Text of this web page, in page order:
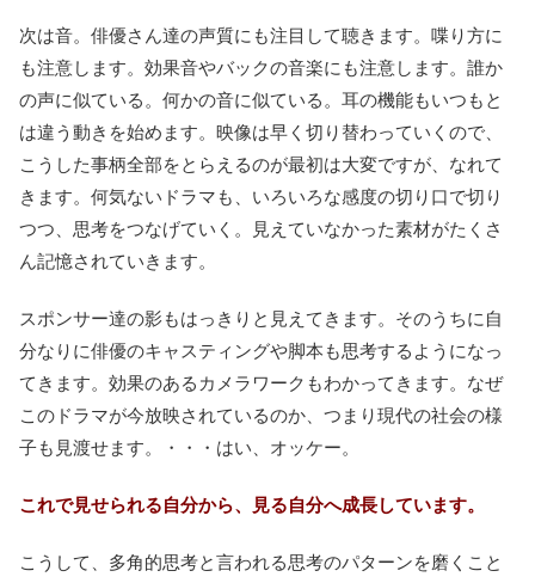
次は音。俳優さん達の声質にも注目して聴きます。喋り方に
も注意します。効果音やバックの音楽にも注意します。誰か
の声に似ている。何かの音に似ている。耳の機能もいつもと
は違う動きを始めます。映像は早く切り替わっていくので、
こうした事柄全部をとらえるのが最初は大変ですが、なれて
きます。何気ないドラマも、いろいろな感度の切り口で切り
つつ、思考をつなげていく。見えていなかった素材がたくさ
ん記憶されていきます。
スポンサー達の影もはっきりと見えてきます。そのうちに自
分なりに俳優のキャスティングや脚本も思考するようになっ
てきます。効果のあるカメラワークもわかってきます。なぜ
このドラマが今放映されているのか、つまり現代の社会の様
子も見渡せます。・・・はい、オッケー。
これで見せられる自分から、見る自分へ成長しています。
こうして、多角的思考と言われる思考のパターンを磨くこと